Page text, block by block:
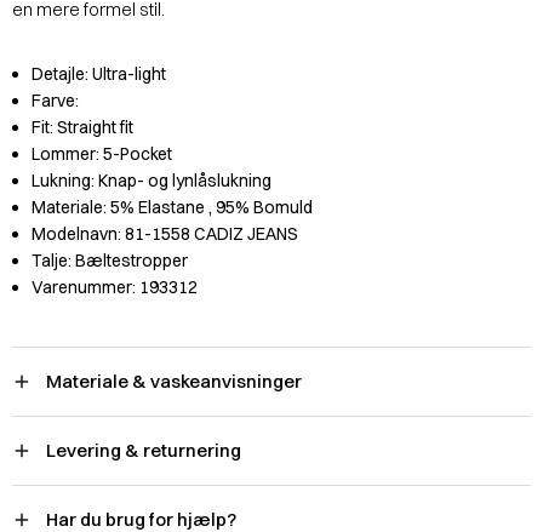
en mere formel stil.
Detajle: Ultra-light
Farve:
Fit: Straight fit
Lommer: 5-Pocket
Lukning: Knap- og lynlåslukning
Materiale: 5% Elastane , 95% Bomuld
Modelnavn: 81-1558 CADIZ JEANS
Talje: Bæltestropper
Varenummer: 193312
Materiale & vaskeanvisninger
Levering & returnering
Har du brug for hjælp?